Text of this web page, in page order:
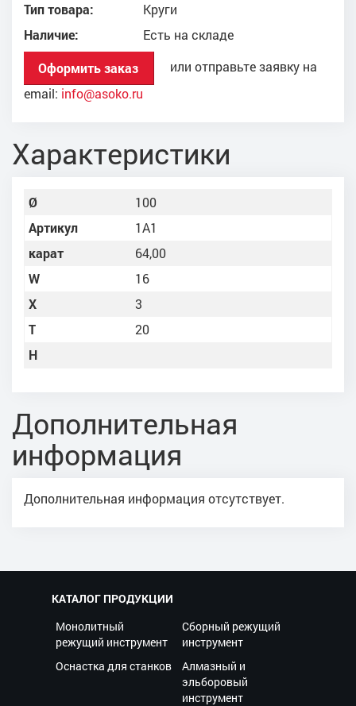
Тип товара:
Круги
Наличие:
Есть на складе
Оформить заказ
или отправьте заявку на
email: info@asoko.ru
Характеристики
Ø
100
Артикул
1A1
карат
64,00
W
16
X
3
Т
20
Н
Дополнительная
информация
Дополнительная информация отсутствует.
КАТАЛОГ ПРОДУКЦИИ
Монолитный
режущий инструмент
Сборный режущий
инструмент
Оснастка для станков
Алмазный и
эльборовый
инструмент